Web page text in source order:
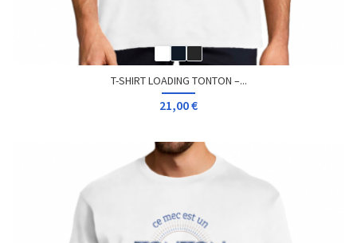
T-SHIRT LOADING TONTON –...
21,00 €